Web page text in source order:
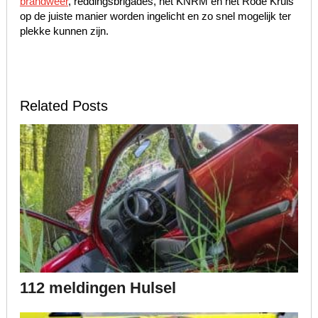
op de juiste manier worden ingelicht en zo snel mogelijk ter
plekke kunnen zijn.
Related Posts
112 meldingen Hulsel